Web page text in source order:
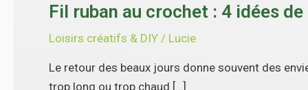
Fil ruban au crochet : 4 idées
Loisirs créatifs & DIY / Lucie
Le retour des beaux jours donne souvent des
trop long ou trop chaud […]